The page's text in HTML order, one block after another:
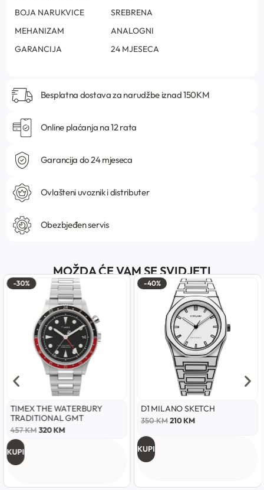
BOJA NARUKVICE
SREBRENA
MEHANIZAM
ANALOGNI
GARANCIJA
24 MJESECA
Besplatna dostava za narudžbe iznad 150KM
Online plaćanja na 12 rata
Garancija do 24 mjeseca
Ovlašteni uvoznik i distributer
Obezbjeđen servis
MOŽDA ĆE VAM SE SVIDJETI
-30%
TIMEX THE WATERBURY
TRADITIONAL GMT
457KM320KM
KUPI
-40%
D1 MILANO SKETCH
350KM 210KM
KUPI